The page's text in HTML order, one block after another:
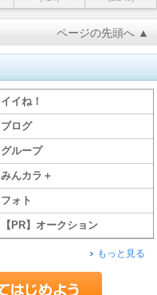
ページの先頭へ ▲
イイね！
ブログ
グループ
みんカラ＋
フォト
【PR】オークション
もっと見る